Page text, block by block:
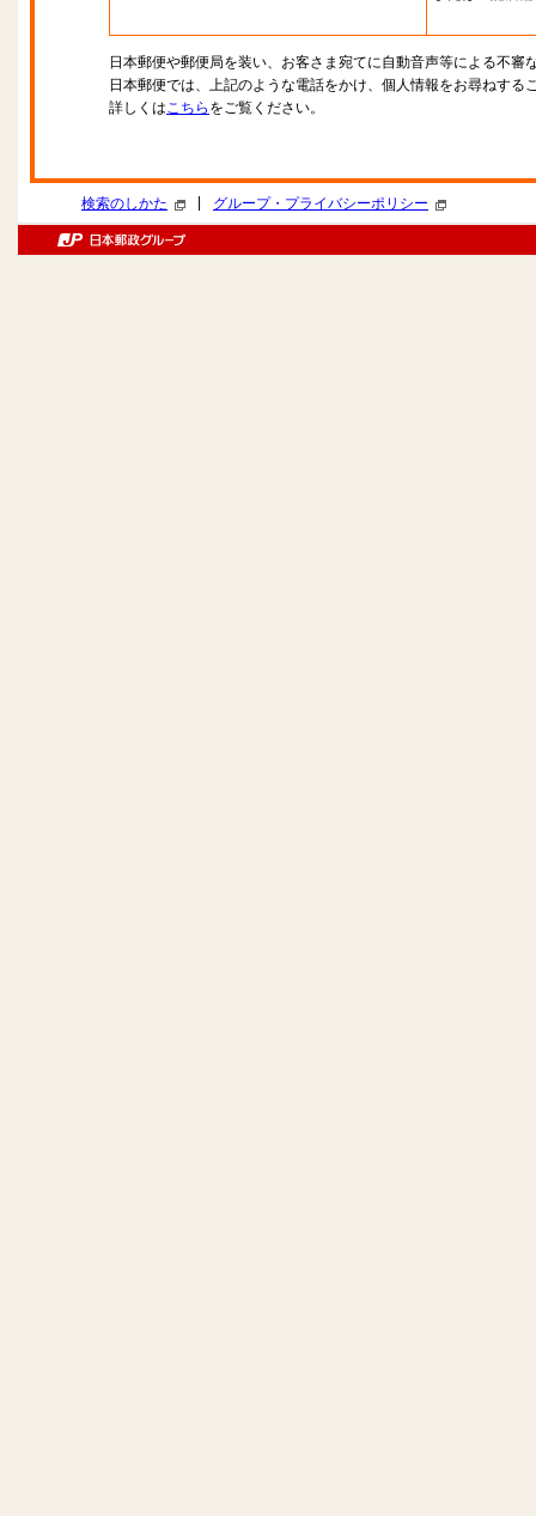
日本郵便や郵便局を装い、お客さま宛てに自動音声等による不審
日本郵便では、上記のような電話をかけ、個人情報をお尋ねする
詳しくはこちら をご覧ください。
検索のしかた グループ・プライバシーポリシー